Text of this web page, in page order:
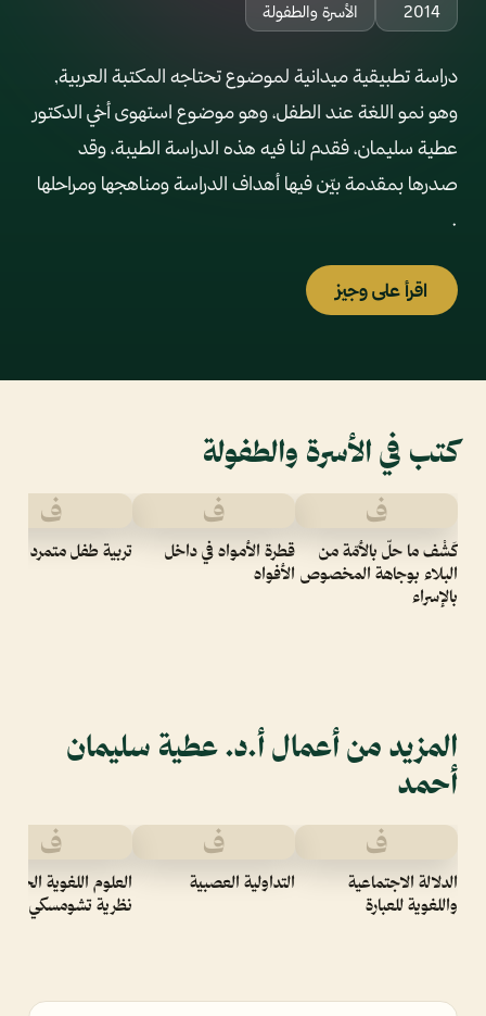
2014 الأسرة والطفولة
دراسة تطبيقية ميدانية لموضوع تحتاجه المكتبة العربية,
وهو نمو اللغة عند الطفل، وهو موضوع استهوى أخي الدكتور
عطية سليمان، فقدم لنا فيه هذه الدراسة الطيبة، وقد
صدرها بمقدمة بيّن فيها أهداف الدراسة ومناهجها ومراحلها
.
اقرأ على وجيز
كتب في الأسرة والطفولة
ف
كَشْف ما حلّ بالأمّة من
البلاء بوجاهة المخصوص
بالإسراء
ف
قطرة الأمواه في داخل
الأفواه
ف
تربية طفل متمرد
المزيد من أعمال أ.د. عطية سليمان
أحمد
ف
الدلالة الاجتماعية
واللغوية للعبارة
ف
التداولية العصبية
ف
العلوم اللغوية
نظرية تشومسكي